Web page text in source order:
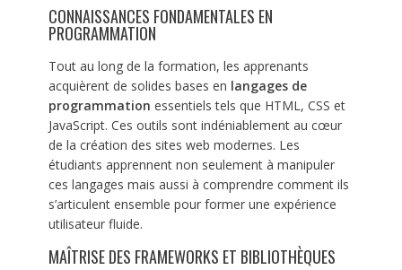
CONNAISSANCES FONDAMENTALES EN
PROGRAMMATION
Tout au long de la formation, les apprenants
acquièrent de solides bases en langages de
programmation essentiels tels que HTML, CSS et
JavaScript. Ces outils sont indéniablement au cœur
de la création des sites web modernes. Les
étudiants apprennent non seulement à manipuler
ces langages mais aussi à comprendre comment ils
s’articulent ensemble pour former une expérience
utilisateur fluide.
MAÎTRISE DES FRAMEWORKS ET BIBLIOTHÈQUES